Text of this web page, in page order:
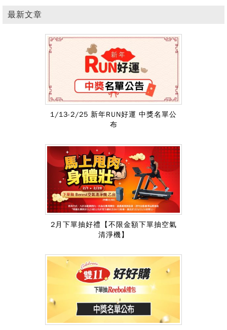
最新文章
1/13-2/25 新年RUN好運 中獎名單公
布
2月下單抽好禮【不限金額下單抽空氣
清淨機】